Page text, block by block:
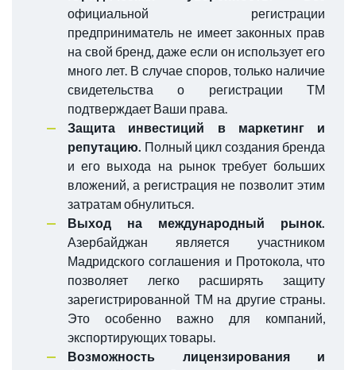
официальной регистрации
предприниматель не имеет законных прав
на свой бренд, даже если он использует его
много лет. В случае споров, только наличие
свидетельства о регистрации ТМ
подтверждает Ваши права.
Защита инвестиций в маркетинг и
репутацию. Полный цикл создания бренда
и его выхода на рынок требует больших
вложений, а регистрация не позволит этим
затратам обнулиться.
Выход на международный рынок.
Азербайджан является участником
Мадридского соглашения и Протокола, что
позволяет легко расширять защиту
зарегистрированной ТМ на другие страны.
Это особенно важно для компаний,
экспортирующих товары.
Возможность лицензирования и